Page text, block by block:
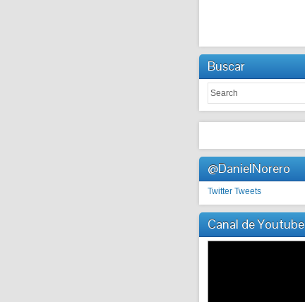
Buscar
@DanielNorero
Twitter Tweets
Canal de Youtube